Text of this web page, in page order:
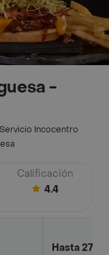
-
Incocentro
Calificación
4.4
Hasta 27%